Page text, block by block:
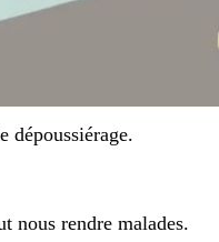
dépoussiérage.
nous rendre malades.